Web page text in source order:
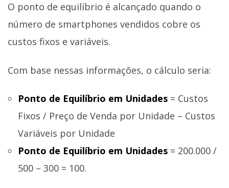
O ponto de equilíbrio é alcançado quando o
número de smartphones vendidos cobre os
custos fixos e variáveis.
Com base nessas informações, o cálculo seria:
Ponto de Equilíbrio em Unidades = Custos
Fixos / Preço de Venda por Unidade – Custos
Variáveis por Unidade
Ponto de Equilíbrio em Unidades = 200.000 /
500 – 300 = 100.